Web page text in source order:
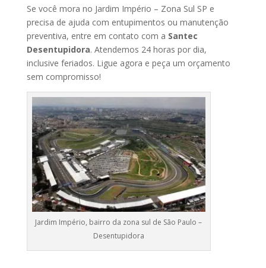
Se você mora no Jardim Império – Zona Sul SP e
precisa de ajuda com entupimentos ou manutenção
preventiva, entre em contato com a Santec
Desentupidora. Atendemos 24 horas por dia,
inclusive feriados. Ligue agora e peça um orçamento
sem compromisso!
Jardim Império, bairro da zona sul de São Paulo –
Desentupidora